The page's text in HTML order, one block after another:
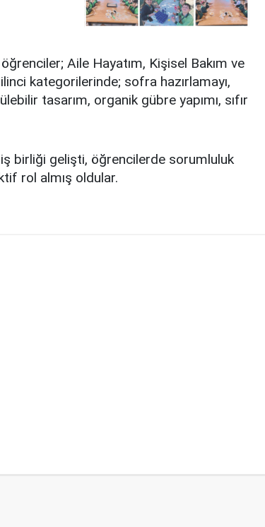
öğrenciler; Aile Hayatım, Kişisel Bakım ve
kategorilerinde; sofra hazırlamayı,
tasarım, organik gübre yapımı, sıfır
birliği gelişti, öğrencilerde sorumluluk
rol almış oldular.